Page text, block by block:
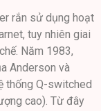
rắn sử dụng hoạt
tuy nhiên giai
Năm 1983,
Anderson và
thống Q-switched
cao). Từ đây